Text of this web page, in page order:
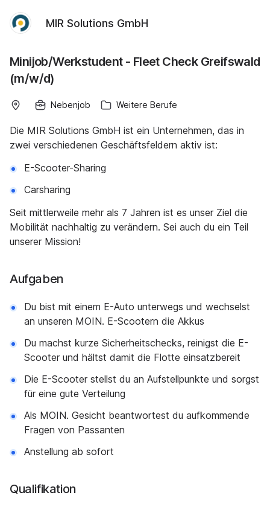
MIR Solutions GmbH
Minijob/Werkstudent - Fleet Check Greifswald
(m/w/d)
Nebenjob Weitere Berufe
Die MIR Solutions GmbH ist ein Unternehmen, das in
zwei verschiedenen Geschäftsfeldern aktiv ist:
E-Scooter-Sharing
Carsharing
Seit mittlerweile mehr als 7 Jahren ist es unser Ziel die
Mobilität nachhaltig zu verändern. Sei auch du ein Teil
unserer Mission!
Aufgaben
Du bist mit einem E-Auto unterwegs und wechselst
an unseren MOIN. E-Scootern die Akkus
Du machst kurze Sicherheitschecks, reinigst die E-
Scooter und hältst damit die Flotte einsatzbereit
Die E-Scooter stellst du an Aufstellpunkte und sorgst
für eine gute Verteilung
Als MOIN. Gesicht beantwortest du aufkommende
Fragen von Passanten
Anstellung ab sofort
Qualifikation